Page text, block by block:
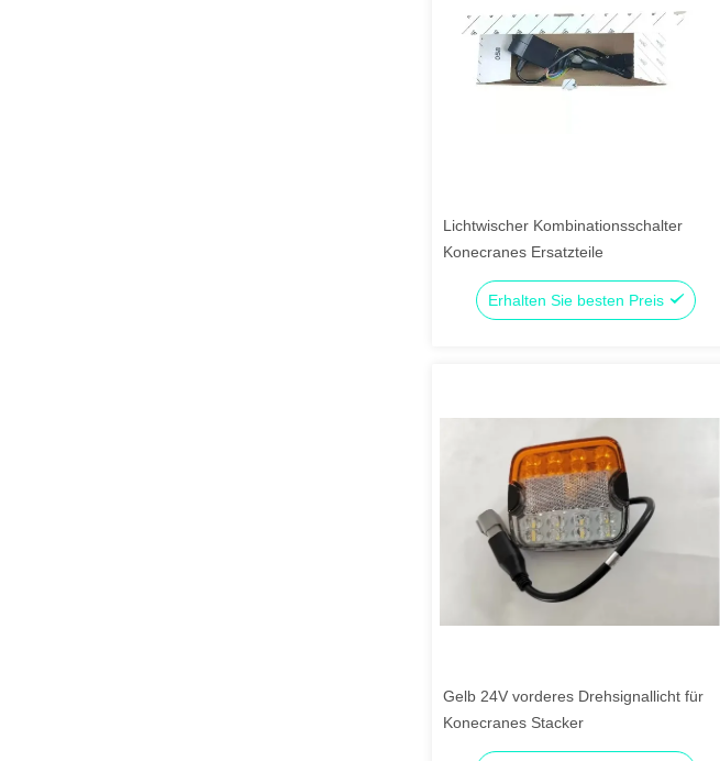
Lichtwischer Kombinationsschalter
Konecranes Ersatzteile
Erhalten Sie besten Preis
Gelb 24V vorderes Drehsignallicht für
Konecranes Stacker